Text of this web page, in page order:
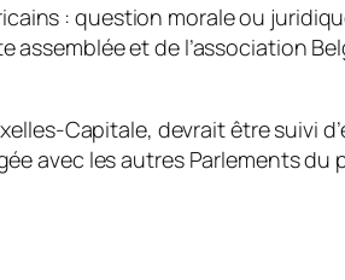
: question morale ou
et de l’association
Capitale, devrait être suivi
avec les autres Parlements du